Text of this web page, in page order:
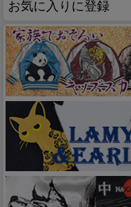
お気に入りに登録